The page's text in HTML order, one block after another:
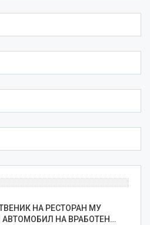
НА РЕСТОРАН МУ
НА ВРАБОТЕН…